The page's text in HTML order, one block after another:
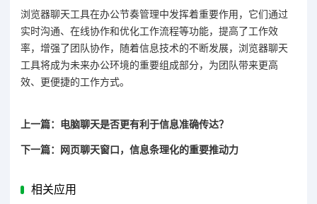
浏览器聊天工具在办公节奏管理中发挥着重要作用，它们通过
实时沟通、在线协作和优化工作流程等功能，提高了工作效
率，增强了团队协作，随着信息技术的不断发展，浏览器聊天
工具将成为未来办公环境的重要组成部分，为团队带来更高
效、更便捷的工作方式。
上一篇：电脑聊天是否更有利于信息准确传达？
下一篇：网页聊天窗口，信息条理化的重要推动力
相关应用